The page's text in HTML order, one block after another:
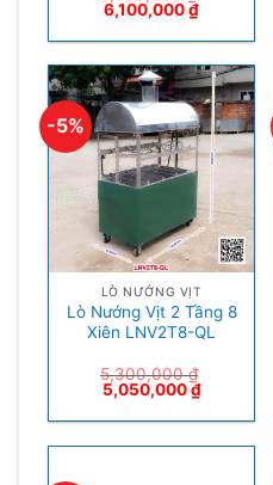
6,100,000₫
-5%
LÒ NƯỚNG VỊT
Lò Nướng Vịt 2 Tầng 8
Xiên LNV2T8-QL
5,300,000₫
5,050,000₫